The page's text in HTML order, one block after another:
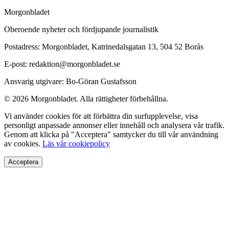
Morgonbladet
Oberoende nyheter och fördjupande journalistik
Postadress: Morgonbladet, Katrinedalsgatan 13, 504 52 Borås
E-post: redaktion@morgonbladet.se
Ansvarig utgivare: Bo-Göran Gustafsson
© 2026 Morgonbladet. Alla rättigheter förbehållna.
Vi använder cookies för att förbättra din surfupplevelse, visa
personligt anpassade annonser eller innehåll och analysera vår trafik.
Genom att klicka på "Acceptera" samtycker du till vår användning
av cookies. Läs vår cookiepolicy
Acceptera